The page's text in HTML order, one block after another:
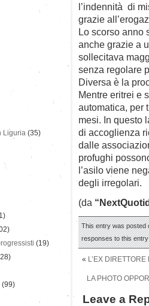
l’indennità di
grazie
Lo scorso anno
anche grazie a
sollecitava
senza regolare
Diversa è la
Mentre eritrei e
automatica, per
mesi. In questo
di accoglienza
dalle
profughi
l’asilo viene
degli irregolari.
(da
This entry was posted
responses to this
« L’EX
LA PHOTO
Leave a
Liguria (35)
(19)
(99)